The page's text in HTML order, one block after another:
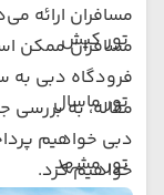
تور کیش
تور ماسال
تور مشهد
مسافران ارائه
مسافران ممکن
فرودگاه دبی به
مقاله، به بررسی
دبی خواهیم
خواهیم کرد.